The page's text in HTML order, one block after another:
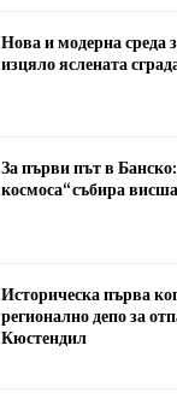
Нова и модерна среда
изцяло яслената
За първи път в
космоса“ събира
Историческа първа
регионално депо за
Кюстендил